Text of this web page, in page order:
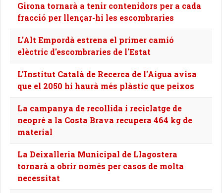
Girona tornarà a tenir contenidors per a cada
fracció per llençar-hi les escombraries
L'Alt Empordà estrena el primer camió
elèctric d'escombraries de l'Estat
L'Institut Català de Recerca de l'Aigua avisa
que el 2050 hi haurà més plàstic que peixos
La campanya de recollida i reciclatge de
neoprè a la Costa Brava recupera 464 kg de
material
La Deixalleria Municipal de Llagostera
tornarà a obrir només per casos de molta
necessitat